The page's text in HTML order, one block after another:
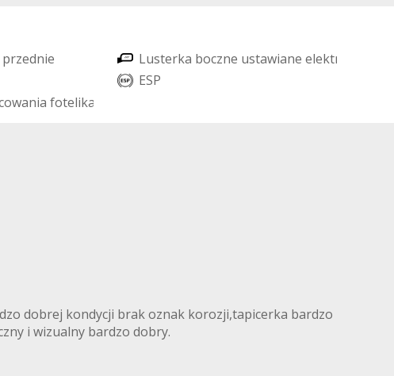
przednie Lusterka boczne ustawiane elektr
ESP
owania fotelika
dobrej kondycji brak oznak korozji,tapicerka bardzo
i wizualny bardzo dobry.